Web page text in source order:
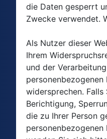
die Daten gesperrt
Zwecke verwendet.
Als Nutzer dieser
Ihrem
und der
widersprechen. Falls
Berichtigung,
die zu Ihrer Person
personenbezogenen